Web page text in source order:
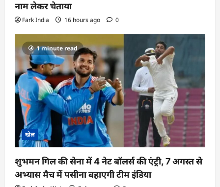
नाम लेकर चेताया
Fark India 16 hours ago 0
1 minute read
खेल
शुभमन गिल की सेना में 4 नेट बॉलर्स की एंट्री, 7 अगस्त से
अभ्यास मैच में पसीना बहाएगी टीम इंडिया